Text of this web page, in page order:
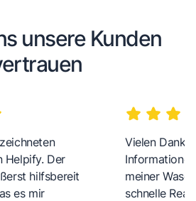
unsere Kunden
Helpify. Der
hilfsbereit
es mir
Vielen Dank
meiner
schnelle